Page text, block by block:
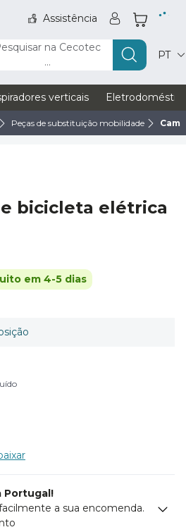
Assistência
na Cecotec
...
PT
verticais
Peças de substituição mobilidade
bicicleta elétrica
em 4-5 dias
Portugal!
a sua encomenda.